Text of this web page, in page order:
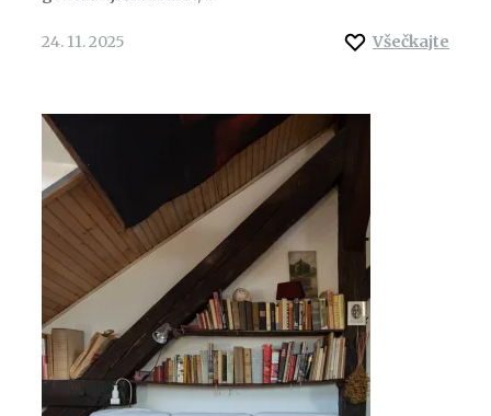
Všečkajte
24. 11. 2025